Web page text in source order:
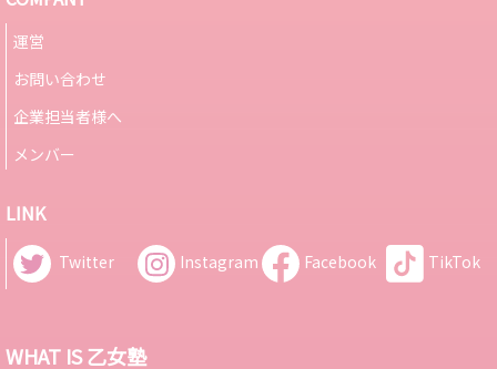
運営
お問い合わせ
企業担当者様へ
メンバー
LINK
Twitter Instagram Facebook TikTok
WHAT IS 乙女塾